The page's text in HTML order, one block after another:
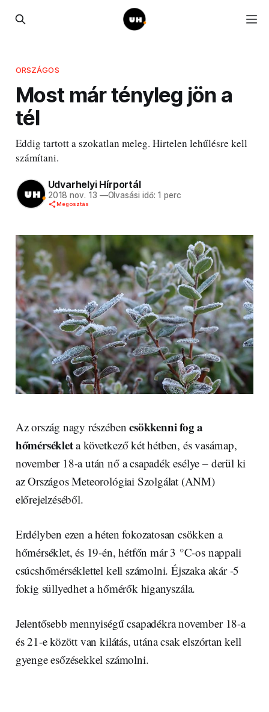
ORSZÁGOS
Most már tényleg jön a
tél
Eddig tartott a szokatlan meleg. Hirtelen lehűlésre kell
számítani.
Udvarhelyi Hírportál
2018 nov. 13 —Olvasási idő: 1 perc
Megosztás
Az ország nagy részébencsökkenni fog a
hőmérsékleta következő két hétben, és vasárnap,
november 18-a után nő a csapadék esélye – derül ki
az Országos Meteorológiai Szolgálat (ANM)
előrejelzéséből.
Erdélyben ezen a héten fokozatosan csökken a
hőmérséklet, és 19-én, hétfőn már 3 °C-os nappali
csúcshőmérséklettel kell számolni. Éjszaka akár -5
fokig süllyedhet a hőmérők higanyszála.
Jelentősebb mennyiségű csapadékra november 18-a
és 21-e között van kilátás, utána csak elszórtan kell
gyenge esőzésekkel számolni.